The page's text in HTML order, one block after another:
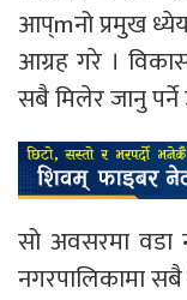
आप्mनो प्रमुख
आग्रह गरे ।
सबै मिलेर जानु
सो अवसरमा वडा
नगरपालिकामा